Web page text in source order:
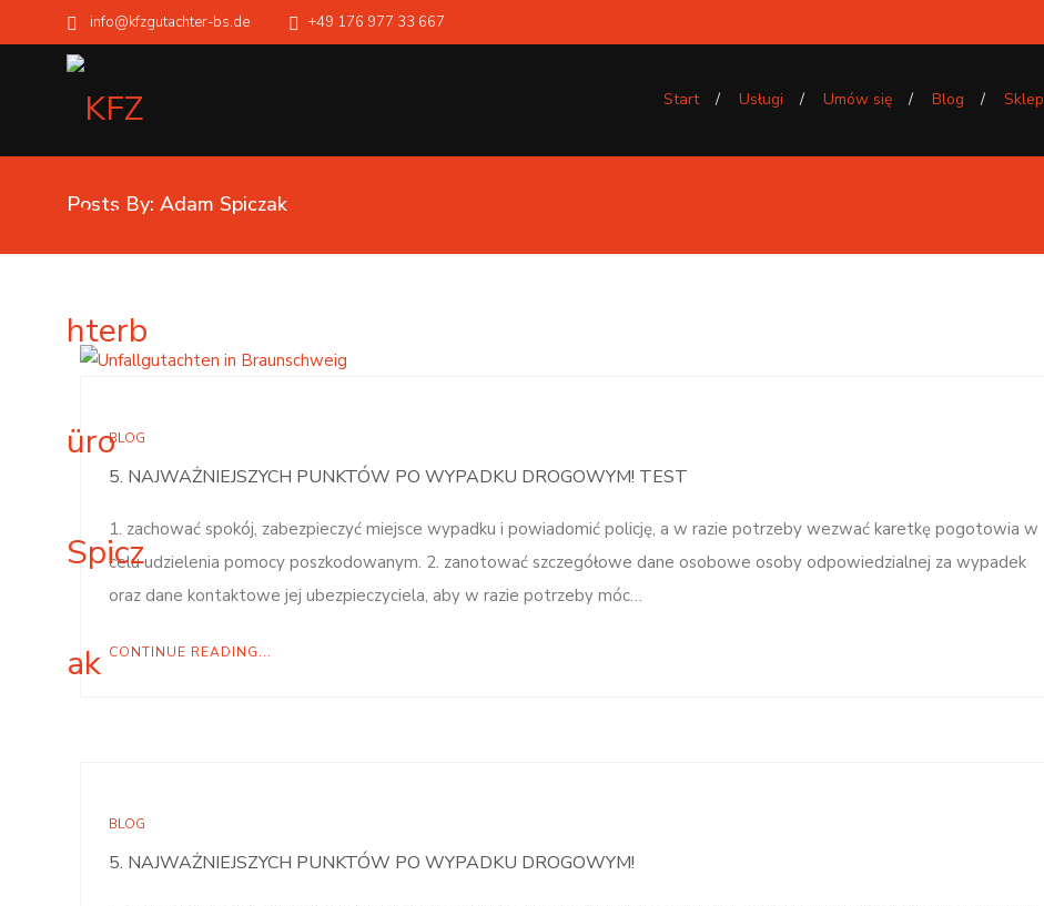
info@kfzgutachter-bs.de +49 176 977 33 667
Start Usługi Umów się Blog Sklep
Posts By: Adam Spiczak
BLOG
5. NAJWAŻNIEJSZYCH PUNKTÓW PO WYPADKU DROGOWYM! TEST
1. zachować spokój, zabezpieczyć miejsce wypadku i powiadomić policję, a w razie potrzeby wezwać karetkę pogotowia w
celu udzielenia pomocy poszkodowanym. 2. zanotować szczegółowe dane osobowe osoby odpowiedzialnej za wypadek
oraz dane kontaktowe jej ubezpieczyciela, aby w razie potrzeby móc…
CONTINUE READING...
BLOG
5. NAJWAŻNIEJSZYCH PUNKTÓW PO WYPADKU DROGOWYM!